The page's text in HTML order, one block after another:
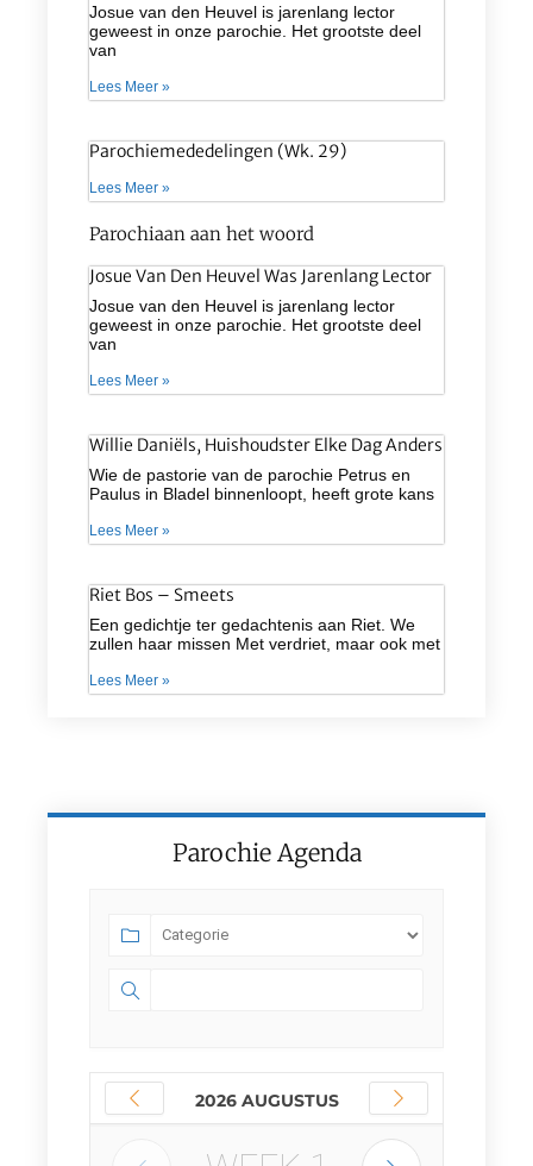
Josue van den Heuvel is jarenlang lector
geweest in onze parochie. Het grootste deel
van
Lees Meer »
Parochiemededelingen (wk. 29)
Lees Meer »
Parochiaan aan het woord
Josue Van Den Heuvel Was Jarenlang Lector
Josue van den Heuvel is jarenlang lector
geweest in onze parochie. Het grootste deel
van
Lees Meer »
Willie Daniëls, Huishoudster Elke Dag Anders
Wie de pastorie van de parochie Petrus en
Paulus in Bladel binnenloopt, heeft grote kans
Lees Meer »
Riet Bos – Smeets
Een gedichtje ter gedachtenis aan Riet. We
zullen haar missen Met verdriet, maar ook met
Lees Meer »
Parochie Agenda
2026 AUGUSTUS